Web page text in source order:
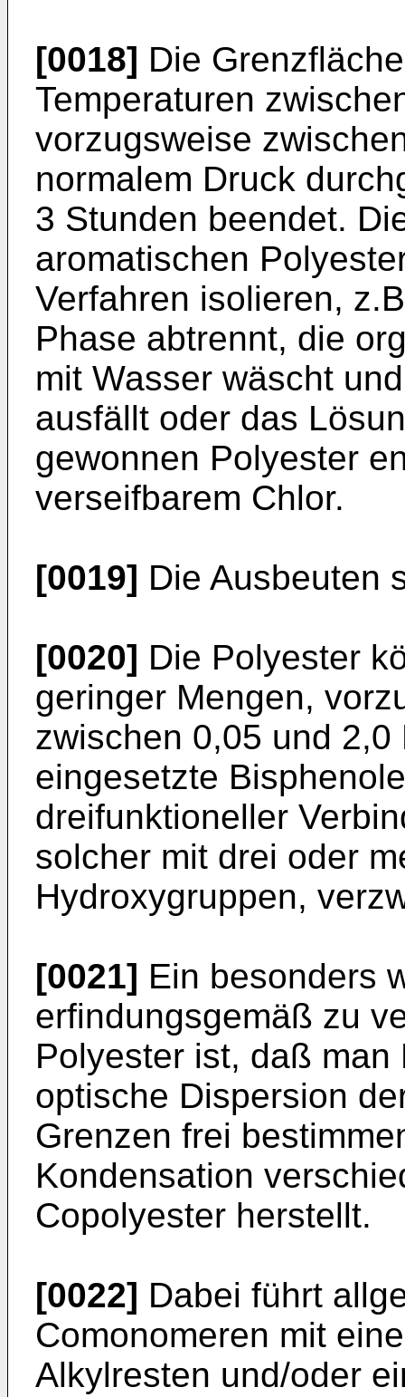
[0018] Die
Temperaturen
vorzugsweise
normalem Druck
3 Stunden beendet.
aromatischen
Verfahren isolieren,
Phase abtrennt, die
mit Wasser wäscht
ausfällt oder das
gewonnen Polyester
verseifbarem Chlor.
[0019] Die Ausbeuten
[0020] Die Polyester
geringer Mengen,
zwischen 0,05 und
eingesetzte
dreifunktioneller
solcher mit drei oder
Hydroxygruppen,
[0021] Ein besonders
erfindungsgemäß zu
Polyester ist, daß
optische Dispersion
Grenzen frei
Kondensation
Copolyester herstellt.
[0022] Dabei führt
Comonomeren mit
Alkylresten und/oder